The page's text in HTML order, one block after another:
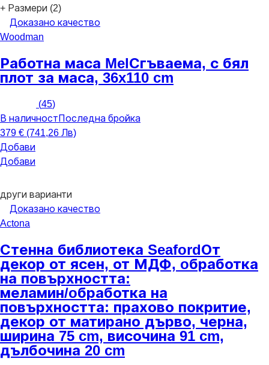
+ Размери (2)
Доказано качество
Woodman
Работна маса MelСгъваема, с бял
плот за маса, 36x110 cm
(45)
В наличност Последна бройка
379 € (741,26 Лв)
Добави
Добави
други варианти
Доказано качество
Actona
Стенна библиотека SeafordОт
декор от ясен, от МДФ, oбработка
на повърхността:
меламин/oбработка на
повърхността: прахово покритие,
декор от матирано дърво, черна,
ширина 75 cm, височина 91 cm,
дълбочина 20 cm